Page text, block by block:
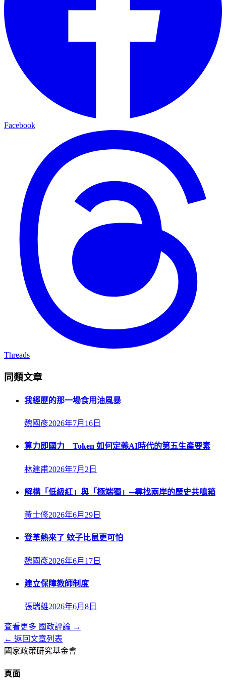
Facebook
Threads
同類文章
我經歷的那一場食用油風暴
魏國彥2026年7月16日
算力即國力 Token 如何定義AI時代的第五生產要素
林建甫2026年7月2日
解構「低級紅」與「極端獨」─尋找兩岸的歷史共鳴箱
黃士修2026年6月29日
登革熱來了 蚊子比鼠更可怕
魏國彥2026年6月17日
建立保障教師制度
張瑞雄2026年6月8日
查看更多 國政評論 →
← 返回文章列表
國家政策研究基金會
頁面